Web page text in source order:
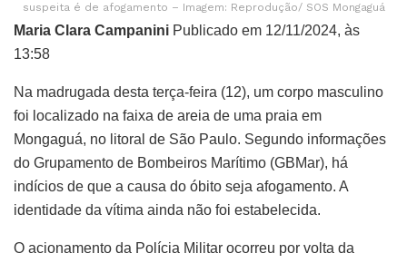
suspeita é de afogamento – Imagem: Reprodução/ SOS Mongaguá
Maria Clara Campanini Publicado em 12/11/2024, às
13:58
Na madrugada desta terça-feira (12), um corpo masculino
foi localizado na faixa de areia de uma praia em
Mongaguá, no litoral de São Paulo. Segundo informações
do Grupamento de Bombeiros Marítimo (GBMar), há
indícios de que a causa do óbito seja afogamento. A
identidade da vítima ainda não foi estabelecida.
O acionamento da Polícia Militar ocorreu por volta da